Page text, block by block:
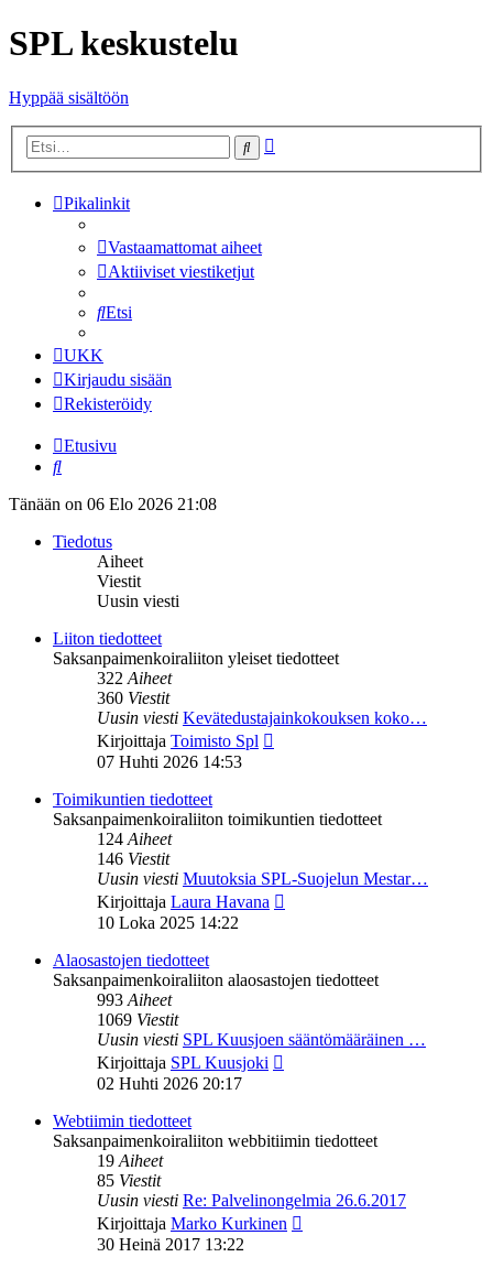
SPL keskustelu
Hyppää sisältöön
Etsi
Pikalinkit
Vastaamattomat aiheet
Aktiiviset viestiketjut
Etsi
UKK
Kirjaudu sisään
Rekisteröidy
Etusivu
Etsi
Tänään on 06 Elo 2026 21:08
Tiedotus
Aiheet
Viestit
Uusin viesti
Liiton tiedotteet
Saksanpaimenkoiraliiton yleiset tiedotteet
322Aiheet
360 Viestit
Uusin viesti Kevätedustajainkokouksen koko…
Kirjoittaja Toimisto Spl
07 Huhti 2026 14:53
Toimikuntien tiedotteet
Saksanpaimenkoiraliiton toimikuntien tiedotteet
124Aiheet
146 Viestit
Uusin viesti Muutoksia SPL-Suojelun Mestar…
Kirjoittaja Laura Havana
10 Loka 2025 14:22
Alaosastojen tiedotteet
Saksanpaimenkoiraliiton alaosastojen tiedotteet
993Aiheet
1069 Viestit
Uusin viesti SPL Kuusjoen sääntömääräinen …
Kirjoittaja SPL Kuusjoki
02 Huhti 2026 20:17
Webtiimin tiedotteet
Saksanpaimenkoiraliiton webbitiimin tiedotteet
19Aiheet
85 Viestit
Uusin viesti Re: Palvelinongelmia 26.6.2017
Kirjoittaja Marko Kurkinen
30 Heinä 2017 13:22